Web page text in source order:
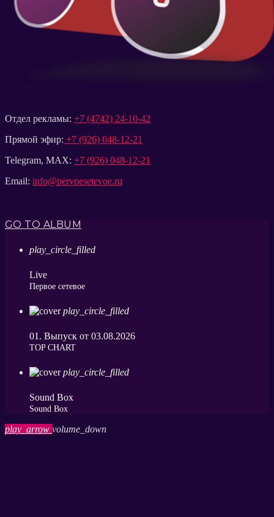
Отдел рекламы: +7 (4742) 24-10-42
Прямой эфир: +7 (926) 048-12-21
Telegram, MAX: +7 (926) 048-12-21
Email: info@pervoesetevoe.ru
GO TO ALBUM
play_circle_filled
Live
Первое сетевое
play_circle_filled
01. Выпуск от 03.08.2026
ТОP CHART
play_circle_filled
Sound Box
Sound Box
play_arrow volume_down